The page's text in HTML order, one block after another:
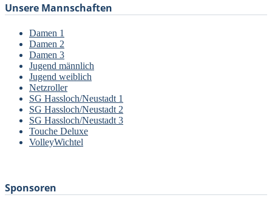
Unsere Mannschaften
Damen 1
Damen 2
Damen 3
Jugend männlich
Jugend weiblich
Netzroller
SG Hassloch/Neustadt 1
SG Hassloch/Neustadt 2
SG Hassloch/Neustadt 3
Touche Deluxe
VolleyWichtel
Sponsoren